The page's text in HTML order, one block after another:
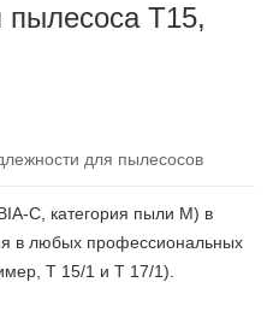
Т15,
для пылесосов
C, категория пыли M) в
в любых профессиональных
T 15/1 и T 17/1).